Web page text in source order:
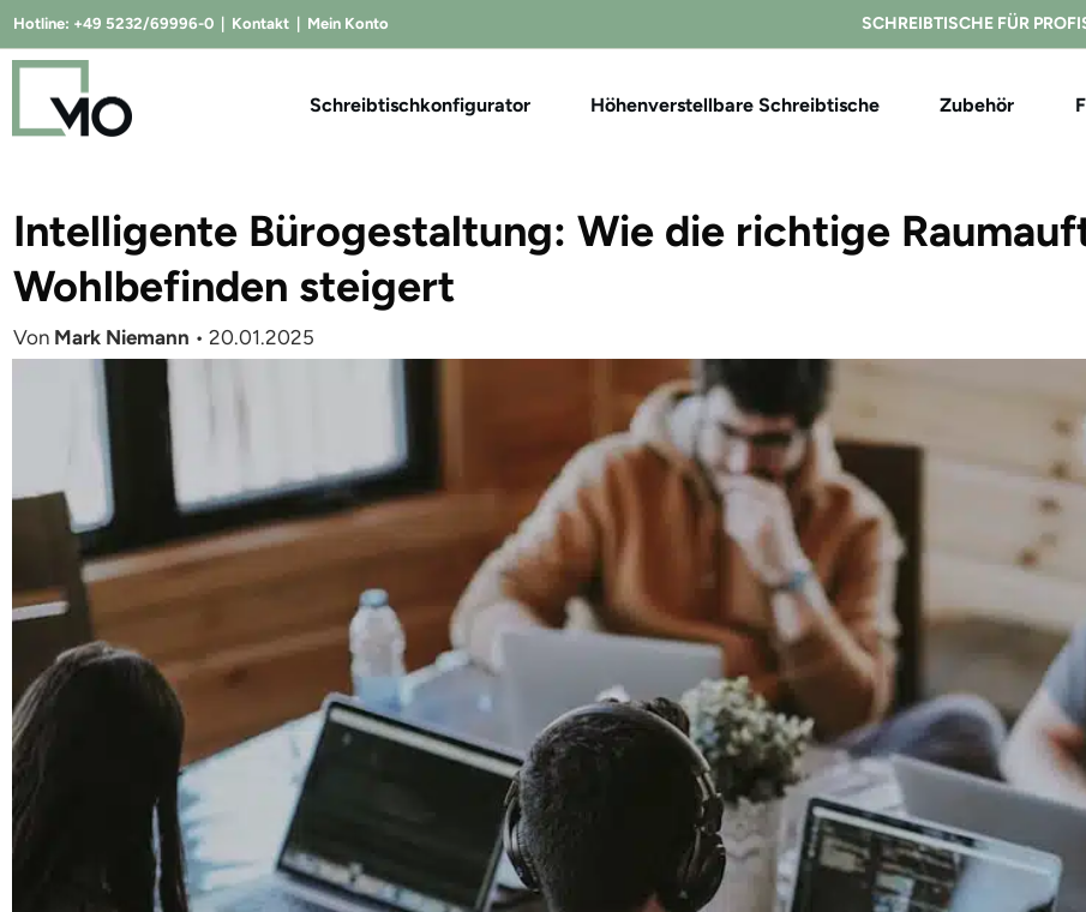
Hotline: +49 5232/69996-0 Kontakt Mein Konto SCHREIBTISCHE FÜR
Schreibtischkonfigurator Höhenverstellbare Schreibtische Zubehör
Intelligente Bürogestaltung: Wie die richtige
Wohlbefinden steigert
Von Mark Niemann • 20.01.2025